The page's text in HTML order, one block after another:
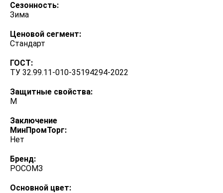
Сезонность:
Зима
Ценовой сегмент:
Стандарт
ГОСТ:
ТУ 32.99.11-010-35194294-2022
Защитные свойства:
М
Заключение
МинПромТорг:
Нет
Бренд:
РОСОМЗ
Основной цвет: